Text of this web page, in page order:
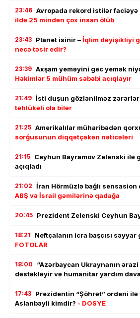
23:46 Avropada rekord istilər faciəyə
ildə 25 mindən çox insan ölüb
23:43 Planet isinir –İqlim dəyişikliyi
necə təsir edir?
23:39 Axşam yeməyini gec yemək
Həkimlər 5 mühüm səbəbi açıqlayır
21:49 İsti duşun gözlənilməz
təhlükəli ola bilər
21:25 Amerikalılar müharibədən
sorğusunun diqqətçəkən nəticələri
21:15 Ceyhun Bayramov Zelenski ilə
açıqladı
21:02 İran Hörmüzlə bağlı sensasion
ABŞ və İsrail gəmilərinə qadağa
20:45 Prezident Zelenski Ceyhun
18:21 Neftçalanın icra başçısı
FOTOLAR
18:00
“Azərbaycan Ukraynanın
dəstəkləyir və humanitar yardım
17:43 Prezidentin “Şöhrət” ordeni
Aslanbəyli kimdir? - DOSYE